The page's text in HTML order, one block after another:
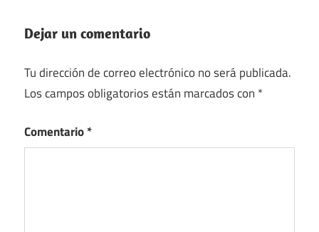
Dejar un comentario
Tu dirección de correo electrónico no será publicada.
Los campos obligatorios están marcados con *
Comentario*